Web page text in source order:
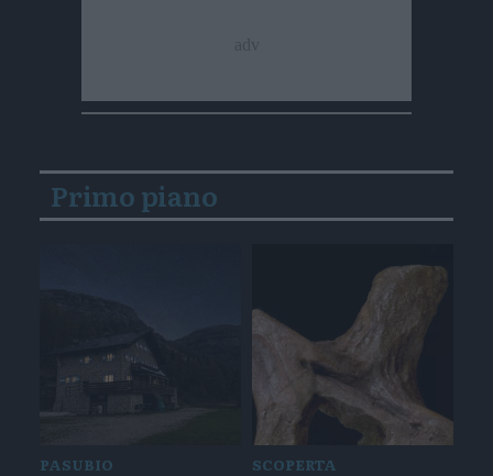
Primo piano
PASUBIO SCOPERTA